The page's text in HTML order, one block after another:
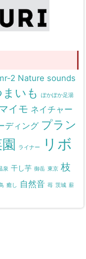
2 Nature sounds
まいも ぽかぽか足湯
イモ ネイチャー
ディング プラン
ライナー
リボ
泉 干し芋 御岳 東京 枝
癒し 自然音 苺 茨城 薪